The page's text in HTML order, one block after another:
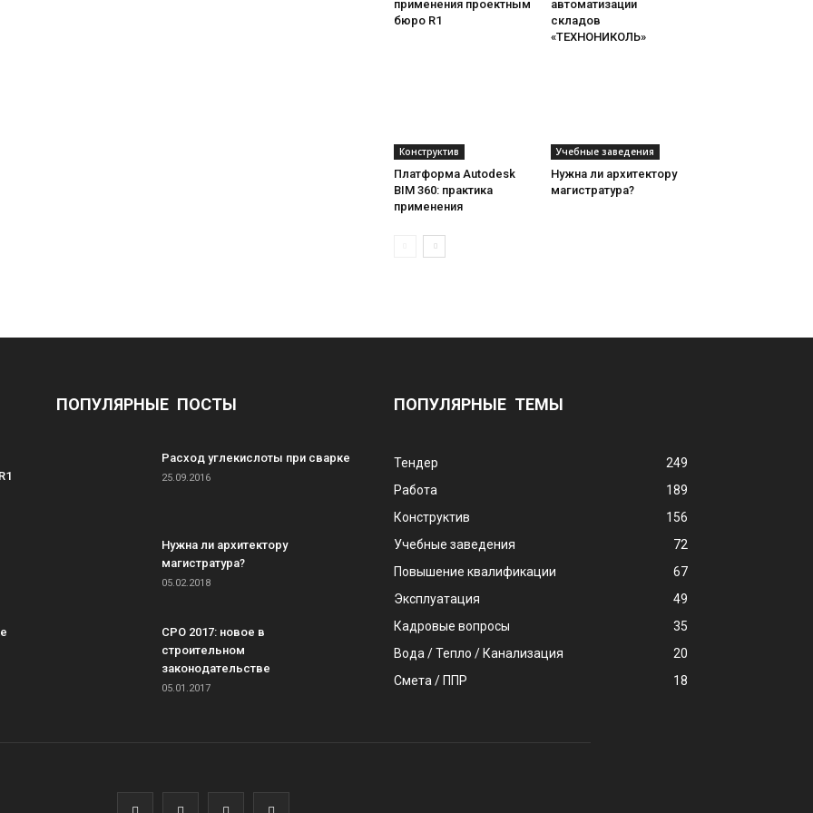
применения проектным
бюро R1
автоматизации
складов
«ТЕХНОНИКОЛЬ»
Конструктив
Платформа Autodesk
BIM 360: практика
применения
Учебные заведения
Нужна ли архитектору
магистратура?
ПОПУЛЯРНЫЕ ПОСТЫ
Расход углекислоты при сварке
25.09.2016
Нужна ли архитектору
магистратура?
05.02.2018
СРО 2017: новое в
строительном
законодательстве
05.01.2017
ПОПУЛЯРНЫЕ ТЕМЫ
Тендер
249
Работа
189
Конструктив
156
Учебные заведения
72
Повышение квалификации
67
Эксплуатация
49
Кадровые вопросы
35
Вода / Тепло / Канализация
20
Смета / ППР
18